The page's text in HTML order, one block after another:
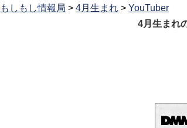
もしもし情報局 > 4月生まれ > YouTuber
4月生まれ